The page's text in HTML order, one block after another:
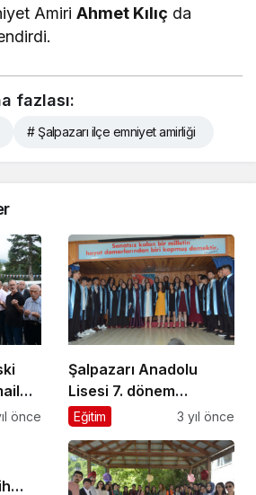
AmiriAhmet Kılıç da
fazlası:
# Şalpazarı ilçe emniyet amirliği
önce
Şalpazarı Anadolu
Lisesi 7. dönem
mezunlarına mezuniyet
dağıtıldı
Eğitim 3 yıl önce